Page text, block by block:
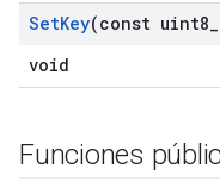
SetKey(const uint8
void
Funciones